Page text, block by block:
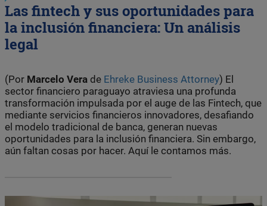
Las fintech y sus oportunidades para
la inclusión financiera: Un análisis
legal
(Por Marcelo Vera de Ehreke Business Attorney) El
sector financiero paraguayo atraviesa una profunda
transformación impulsada por el auge de las Fintech, que
mediante servicios financieros innovadores, desafiando
el modelo tradicional de banca, generan nuevas
oportunidades para la inclusión financiera. Sin embargo,
aún faltan cosas por hacer. Aquí le contamos más.